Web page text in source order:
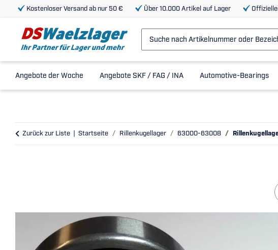
Kostenloser Versand ab nur 50 € Über 10.000 Artikel auf Lager
Angebote der Woche Angebote SKF / FAG / INA Automotive-Bearings
Zurück zur Liste Startseite Rillenkugellager 63000-63008